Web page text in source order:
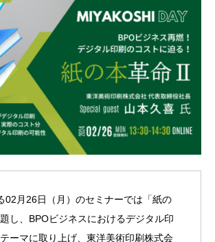
02月26日（月）のセミナーでは「紙の
し、BPOビジネスにおけるデジタル印
ーマに取り上げ、東洋美術印刷株式会